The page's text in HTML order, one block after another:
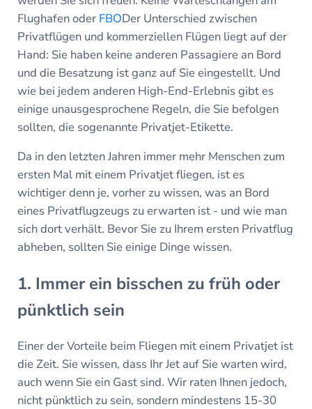
Flughafen oder FBODer Unterschied zwischen
Privatflügen und kommerziellen Flügen liegt auf der
Hand: Sie haben keine anderen Passagiere an Bord
und die Besatzung ist ganz auf Sie eingestellt. Und
wie bei jedem anderen High-End-Erlebnis gibt es
einige unausgesprochene Regeln, die Sie befolgen
sollten, die sogenannte Privatjet-Etikette.
Da in den letzten Jahren immer mehr Menschen zum
ersten Mal mit einem Privatjet fliegen, ist es
wichtiger denn je, vorher zu wissen, was an Bord
eines Privatflugzeugs zu erwarten ist - und wie man
sich dort verhält. Bevor Sie zu Ihrem ersten Privatflug
abheben, sollten Sie einige Dinge wissen.
1. Immer ein bisschen zu früh oder
pünktlich sein
Einer der Vorteile beim Fliegen mit einem Privatjet ist
die Zeit. Sie wissen, dass Ihr Jet auf Sie warten wird,
auch wenn Sie ein Gast sind. Wir raten Ihnen jedoch,
nicht pünktlich zu sein, sondern mindestens 15-30